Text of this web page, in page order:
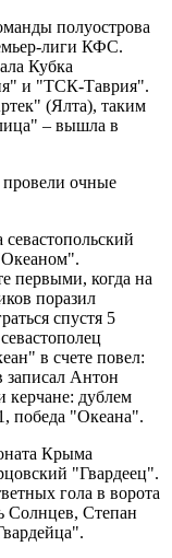
полуострова
лиги КФС.
Кубка
и "ТСК-Таврия".
(Ялта), таким
– вышла в
очные
первыми, когда на
поразил
спустя 5
в счете повел:
записал Антон
керчане: дублем
победа "Океана".
Крыма
"Гвардеец".
гола в ворота
Солнцев, Степан